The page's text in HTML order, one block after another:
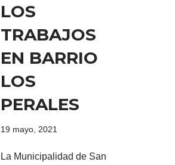
LOS
TRABAJOS
EN BARRIO
LOS
PERALES
19 mayo, 2021
La Municipalidad de San